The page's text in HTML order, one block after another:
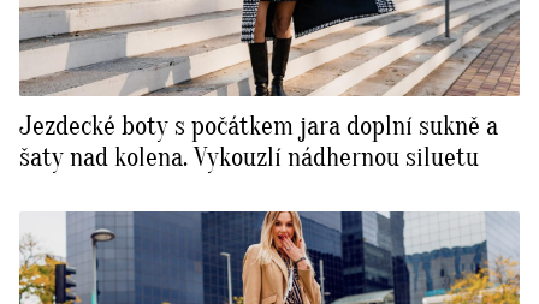
Jezdecké boty s počátkem jara doplní sukně a
šaty nad kolena. Vykouzlí nádhernou siluetu